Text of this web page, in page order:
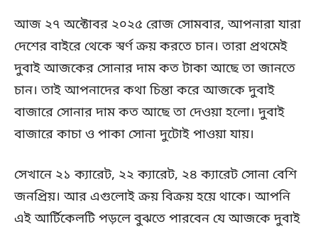
আজ ২৭ অক্টোবর ২০২৫ রোজ সোমবার, আপনারা যারা
দেশের বাইরে থেকে স্বর্ণ ক্রয় করতে চান। তারা প্রথমেই
দুবাই আজকের সোনার দাম কত টাকা আছে তা জানতে
চান। তাই আপনাদের কথা চিন্তা করে আজকে দুবাই
বাজারে সোনার দাম কত আছে তা দেওয়া হলো। দুবাই
বাজারে কাচা ও পাকা সোনা দুটোই পাওয়া যায়।
সেখানে ২১ ক্যারেট, ২২ ক্যারেট, ২৪ ক্যারেট সোনা বেশি
জনপ্রিয়। আর এগুলোই ক্রয় বিক্রয় হয়ে থাকে। আপনি
এই আর্টিকেলটি পড়লে বুঝতে পারবেন যে আজকে দুবাই